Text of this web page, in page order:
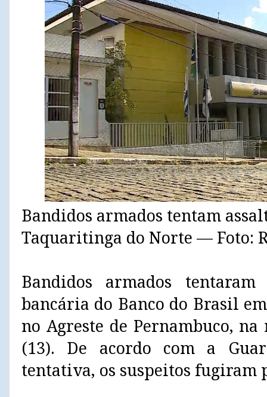
Bandidos armados tentam
Taquaritinga do Norte — Foto:
Bandidos armados
bancária do Banco do Brasil
no Agreste de Pernambuco,
(13). De acordo com a
tentativa, os suspeitos fugiram